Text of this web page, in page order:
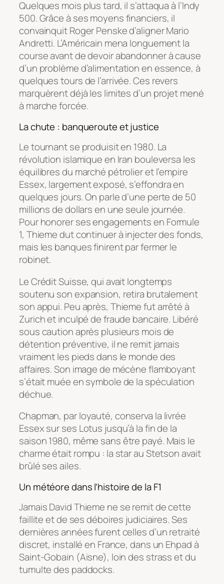
Quelques mois plus tard, il s’attaqua à l’Indy
500. Grâce à ses moyens financiers, il
convainquit Roger Penske d’aligner Mario
Andretti. L’Américain mena longuement la
course avant de devoir abandonner à cause
d’un problème d’alimentation en essence, à
quelques tours de l’arrivée. Ces revers
marquèrent déjà les limites d’un projet mené
à marche forcée.
La chute : banqueroute et justice
Le tournant se produisit en 1980. La
révolution islamique en Iran bouleversa les
équilibres du marché pétrolier et l’empire
Essex, largement exposé, s’effondra en
quelques jours. On parle d’une perte de 50
millions de dollars en une seule journée.
Pour honorer ses engagements en Formule
1, Thieme dut continuer à injecter des fonds,
mais les banques finirent par fermer le
robinet.
Le Crédit Suisse, qui avait longtemps
soutenu son expansion, retira brutalement
son appui. Peu après, Thieme fut arrêté à
Zurich et inculpé de fraude bancaire. Libéré
sous caution après plusieurs mois de
détention préventive, il ne remit jamais
vraiment les pieds dans le monde des
affaires. Son image de mécène flamboyant
s’était muée en symbole de la spéculation
déchue.
Chapman, par loyauté, conserva la livrée
Essex sur ses Lotus jusqu’à la fin de la
saison 1980, même sans être payé. Mais le
charme était rompu : la star au Stetson avait
brûlé ses ailes.
Un météore dans l’histoire de la F1
Jamais David Thieme ne se remit de cette
faillite et de ses déboires judiciaires. Ses
dernières années furent celles d’un retraité
discret, installé en France, dans un Ehpad à
Saint-Gobain (Aisne), loin des strass et du
tumulte des paddocks.